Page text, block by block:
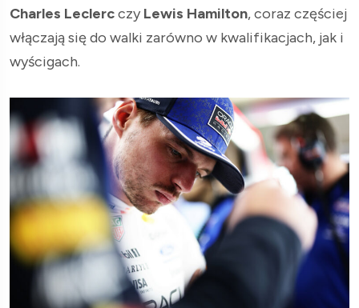
Charles Leclercczy Lewis Hamilton, coraz częściej
włączają się do walki zarówno w kwalifikacjach, jak i
wyścigach.